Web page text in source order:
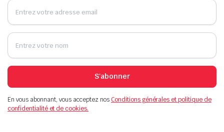
S'abonner
En vous abonnant, vous acceptez nosConditions générales et politique de
confidentialité et de cookies.